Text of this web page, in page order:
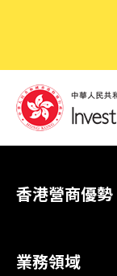
香港營商優勢
業務領域